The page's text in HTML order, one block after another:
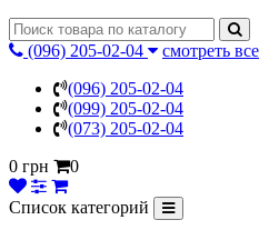
(096) 205-02-04
смотреть все
(096) 205-02-04
(099) 205-02-04
(073) 205-02-04
0 грн
0
Список категорий